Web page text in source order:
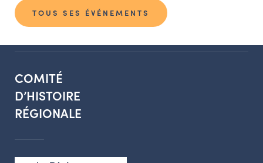
TOUS SES ÉVÉNEMENTS
COMITÉ
D’HISTOIRE
RÉGIONALE